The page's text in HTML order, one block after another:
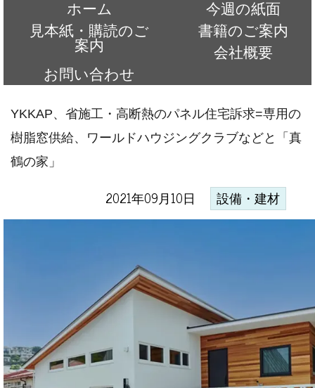
ホーム
今週の紙面
見本紙・購読のご
案内
書籍のご案内
会社概要
お問い合わせ
YKKAP、省施工・高断熱のパネル住宅訴求=専用の
樹脂窓供給、ワールドハウジングクラブなどと「真
鶴の家」
2021年09月10日 設備・建材